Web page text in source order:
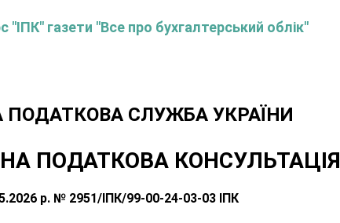
"ІПК" газети "Все про бухгалтерський облік"
СЛУЖБА УКРАЇНИ
ПОДАТКОВА КОНСУЛЬТАЦІЯ
р. № 2951/ІПК/99-00-24-03-03 ІПК